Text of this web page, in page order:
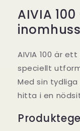
AIVIA
AIVIA 100 är
speciellt
Med sin
hitta i en